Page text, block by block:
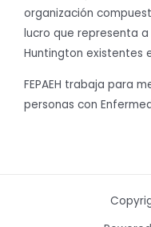
organización
lucro que representa a
Huntington existentes
FEPAEH trabaja para
personas con